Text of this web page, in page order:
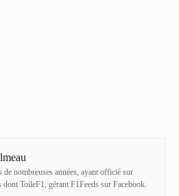
de nombreuses années, ayant officié sur
ToileF1, gérant F1Feeds sur Facebook.